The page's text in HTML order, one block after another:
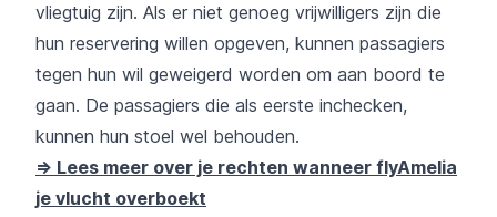
vliegtuig zijn. Als er niet genoeg vrijwilligers zijn die
hun reservering willen opgeven, kunnen passagiers
tegen hun wil geweigerd worden om aan boord te
gaan. De passagiers die als eerste inchecken,
kunnen hun stoel wel behouden.
=> Lees meer over je rechten wanneer flyAmelia
je vlucht overboekt